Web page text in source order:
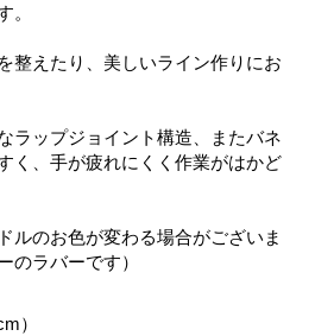
。
整えたり、美しいライン作りにお
ラップジョイント構造、またバネ
く、手が疲れにくく作業がはかど
ルのお色が変わる場合がございま
のラバーです）
）